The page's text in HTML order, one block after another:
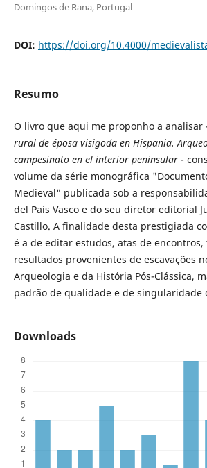
Domingos de Rana, Portugal
DOI: https://doi.org/10.4000/
Resumo
O livro que aqui me proponho a analisar
rural de éposa visigoda en Hispania.
campesinato en el interior peninsular-
volume da série monográfica
Medieval" publicada sob a
del País Vasco e do seu diretor editorial
Castillo. A finalidade desta prestigiada
é a de editar estudos, atas de encontros,
resultados provenientes de escavações
Arqueologia e da História Pós-Clássica,
padrão de qualidade e de singularidade
Downloads